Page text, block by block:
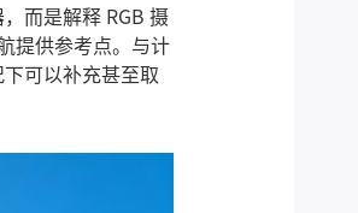
而是解释 RGB 摄
提供参考点。与计
可以补充甚至取